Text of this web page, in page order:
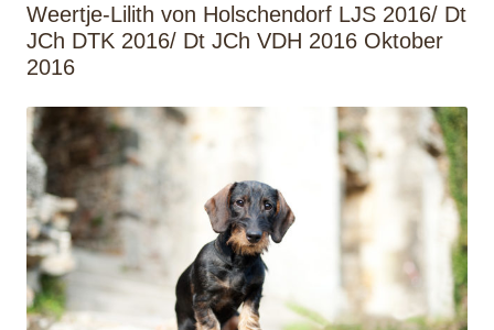
Weertje-Lilith von Holschendorf LJS 2016/ Dt
JCh DTK 2016/ Dt JCh VDH 2016 Oktober
2016